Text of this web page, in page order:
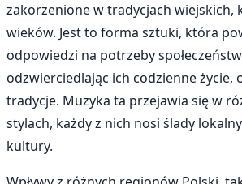
zakorzenione w tradycjach wiejskich,
wieków. Jest to forma sztuki, która
odpowiedzi na potrzeby
odzwierciedlając ich codzienne życie,
tradycje. Muzyka ta przejawia się w
stylach, każdy z nich nosi ślady
kultury.